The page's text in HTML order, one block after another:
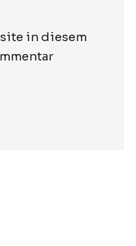
in diesem